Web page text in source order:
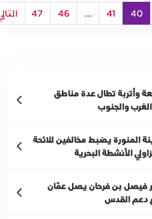
40
41
...
46
47
وأتربة تطال عدة مناطق
والجنوب
المنورة يضبط مخالفين للائحة
الأنشطة البحرية
فيصل بن فرحان يصل عمّان
دعم القدس